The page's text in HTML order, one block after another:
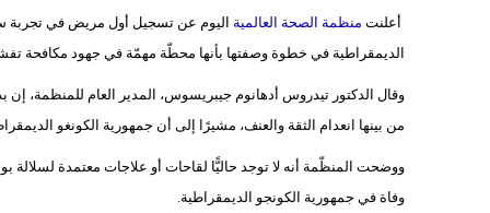
أعلنتمنظمة الصحة العالمية اليوم عن تسجيل أول مريض في تجربة
الديمقراطية في خطوة وصفتها بأنها محطّة مهمّة في جهود مكافحة
وقال الدكتور تيدروس أدهانوم جيبريسوس، المدير العام للمنظمة، إن
من بينها انعدام الثقة والعنف، مشيرًا إلى أن جمهورية الكونغو الديمقراطية سجلت خلال
وفاة في جمهورية الكونجو الديمقراطية.